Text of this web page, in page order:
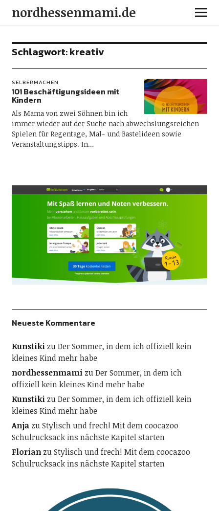
nordhessenmami.de
Schlagwort:kreativ
SELBERMACHEN
101 Beschäftigungsideen mit
Kindern
Als Mama von zwei Söhnen bin ich
immer wieder auf der Suche nach abwechslungsreichen
Spielen für Regentage, Mal- und Bastelideen sowie
Veranstaltungstipps. In…
Neueste Kommentare
KunstikizuDer Sommer, in dem ich offiziell kein
kleines Kind mehr habe
nordhessenmamizuDer Sommer, in dem ich
offiziell kein kleines Kind mehr habe
KunstikizuDer Sommer, in dem ich offiziell kein
kleines Kind mehr habe
AnjazuStylisch und frech! Mit dem coocazoo
Schulrucksack ins nächste Kapitel starten
FlorianzuStylisch und frech! Mit dem coocazoo
Schulrucksack ins nächste Kapitel starten